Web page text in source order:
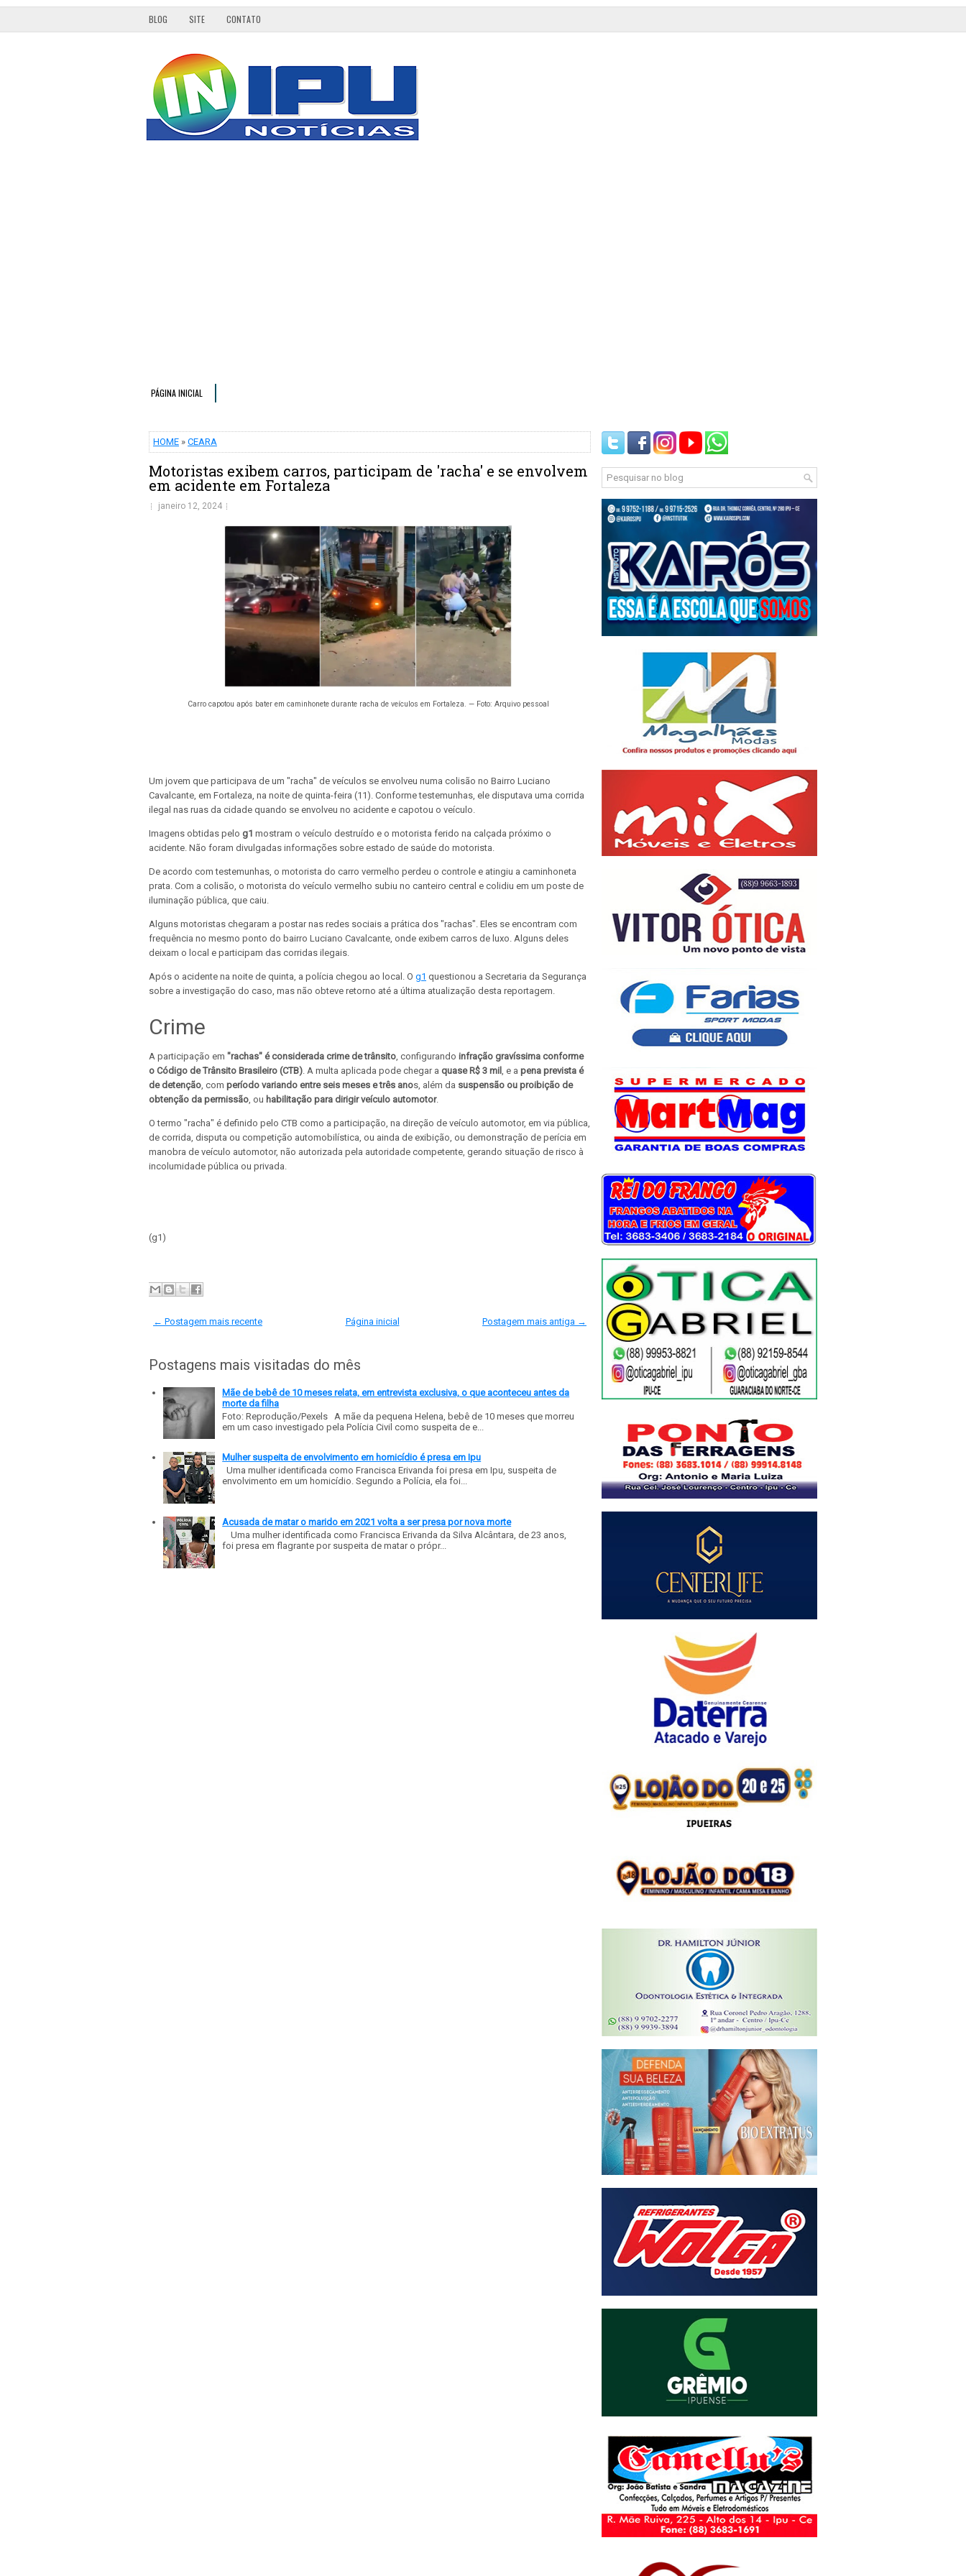
BLOG SITE CONTATO
PÁGINA INICIAL
HOME » CEARA
Motoristas exibem carros, participam de 'racha' e se envolvem
em acidente em Fortaleza
janeiro 12, 2024
Carro capotou após bater em caminhonete durante racha de veículos em Fortaleza. — Foto: Arquivo pessoal
Um jovem que participava de um "racha" de veículos se envolveu numa colisão no Bairro Luciano
Cavalcante, em Fortaleza, na noite de quinta-feira (11). Conforme testemunhas, ele disputava uma corrida
ilegal nas ruas da cidade quando se envolveu no acidente e capotou o veículo.
Imagens obtidas pelo g1 mostram o veículo destruído e o motorista ferido na calçada próximo o
acidente. Não foram divulgadas informações sobre estado de saúde do motorista.
De acordo com testemunhas, o motorista do carro vermelho perdeu o controle e atingiu a caminhoneta
prata. Com a colisão, o motorista do veículo vermelho subiu no canteiro central e colidiu em um poste de
iluminação pública, que caiu.
Alguns motoristas chegaram a postar nas redes sociais a prática dos "rachas". Eles se encontram com
frequência no mesmo ponto do bairro Luciano Cavalcante, onde exibem carros de luxo. Alguns deles
deixam o local e participam das corridas ilegais.
Após o acidente na noite de quinta, a polícia chegou ao local. O g1 questionou a Secretaria da Segurança
sobre a investigação do caso, mas não obteve retorno até a última atualização desta reportagem.
Crime
A participação em "rachas" é considerada crime de trânsito , configurando infração gravíssima conforme
o Código de Trânsito Brasileiro (CTB) . A multa aplicada pode chegar a quase R$ 3 mil , e a pena prevista é
de detenção , com período variando entre seis meses e três anos, além da suspensão ou proibição de
obtenção da permissão , ou habilitação para dirigir veículo automotor.
O termo "racha" é definido pelo CTB como a participação, na direção de veículo automotor, em via pública,
de corrida, disputa ou competição automobilística, ou ainda de exibição, ou demonstração de perícia em
manobra de veículo automotor, não autorizada pela autoridade competente, gerando situação de risco à
incolumidade pública ou privada.
(g1)
← Postagem mais recente Postagem mais antiga →
Página inicial
Postagens mais visitadas do mês
Mãe de bebê de 10 meses relata, em entrevista exclusiva, o que aconteceu antes da
morte da filha
Foto: Reprodução/Pexels A mãe da pequena Helena, bebê de 10 meses que morreu
em um caso investigado pela Polícia Civil como suspeita de e...
Mulher suspeita de envolvimento em homicídio é presa em Ipu
Uma mulher identificada como Francisca Erivanda foi presa em Ipu, suspeita de
envolvimento em um homicídio. Segundo a Polícia, ela foi...
Acusada de matar o marido em 2021 volta a ser presa por nova morte
Uma mulher identificada como Francisca Erivanda da Silva Alcântara, de 23 anos,
foi presa em flagrante por suspeita de matar o própr...